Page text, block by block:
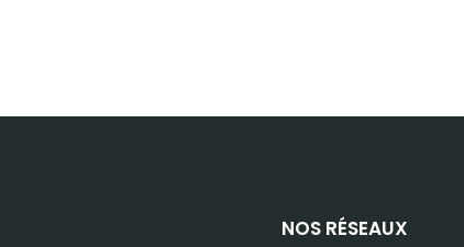
NOS RÉSEAUX